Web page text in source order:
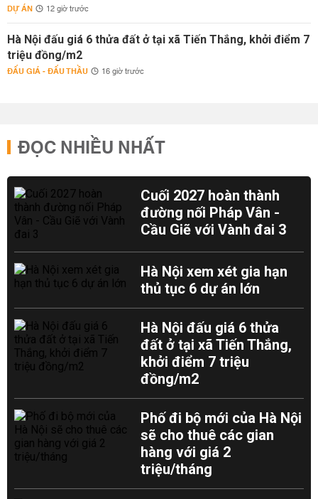
DỰ ÁN 12 giờ trước
Hà Nội đấu giá 6 thửa đất ở tại xã Tiến Thắng, khởi điểm 7
triệu đồng/m2
ĐẤU GIÁ - ĐẤU THẦU 16 giờ trước
ĐỌC NHIỀU NHẤT
Cuối 2027 hoàn thành
đường nối Pháp Vân -
Cầu Giẽ với Vành đai 3
Hà Nội xem xét gia hạn
thủ tục 6 dự án lớn
Hà Nội đấu giá 6 thửa
đất ở tại xã Tiến Thắng,
khởi điểm 7 triệu
đồng/m2
Phố đi bộ mới của Hà Nội
sẽ cho thuê các gian
hàng với giá 2
triệu/tháng